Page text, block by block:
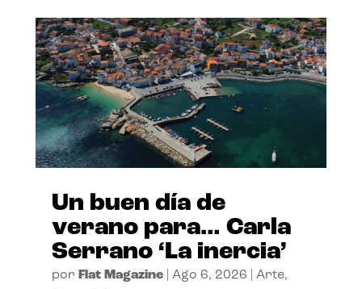
Un buen día de
verano para… Carla
Serrano ‘La inercia’
por Flat Magazine| Ago 6, 2026 Arte,